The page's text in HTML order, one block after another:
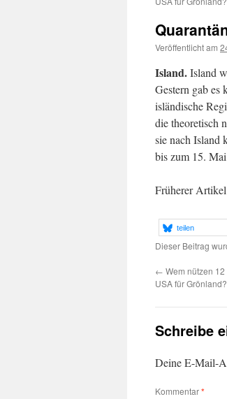
Veröffentlicht am
Island.Island
Gestern gab es
isländische
die theoretisch
sie nach Island
bis zum 15.
Früherer
teilen
Dieser Beitrag
← Wem nützen
USA für Grönland?
Schreibe
Deine E-Mail-
Kommentar*